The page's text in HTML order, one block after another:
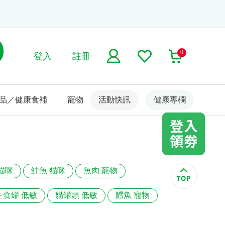
登入 註冊 0
／健康食補 寵物 名人嚴選
活動快訊 健康專欄
咪 鮭魚 貓咪 魚肉 寵物
食罐 低敏 貓罐頭 低敏 鱈魚 寵物